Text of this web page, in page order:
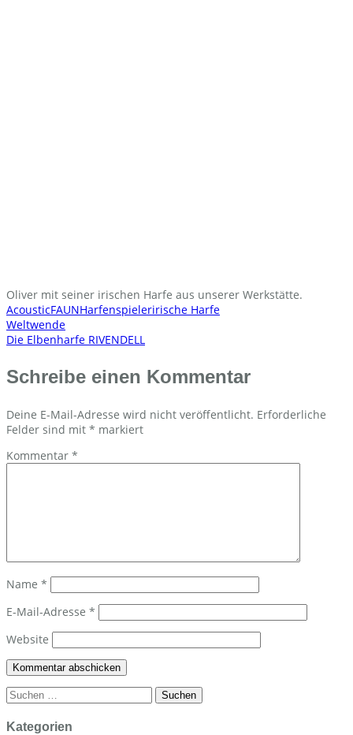
Oliver mit seiner irischen Harfe aus unserer Werkstätte.
AcousticFAUNHarfenspielerirische Harfe
Beitragsnavigation
Weltwende
Die Elbenharfe RIVENDELL
Schreibe einen Kommentar
Deine E-Mail-Adresse wird nicht veröffentlicht. Erforderliche
Felder sind mit * markiert
Kommentar *
Name *
E-Mail-Adresse *
Website
Suchen
nach:
Kategorien